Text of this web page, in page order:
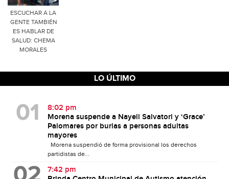
ESCUCHAR A LA
GENTE TAMBIÉN
ES HABLAR DE
SALUD: CHEMA
MORALES
LO ÚLTIMO
8:02 pm
Morena suspende a Nayeli Salvatori y ‘Grace’
Palomares por burlas a personas adultas
mayores
Morena suspendió de forma provisional los derechos
partidistas de...
7:42 pm